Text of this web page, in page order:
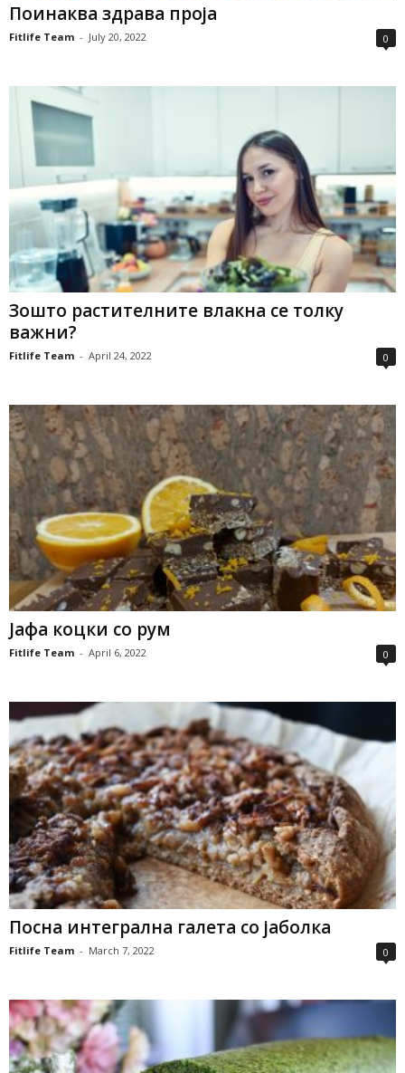
Поинаква здрава проја
Fitlife Team - July 20, 2022 0
Зошто растителните влакна се толку
важни?
Fitlife Team - April 24, 2022 0
Јафа коцки со рум
Fitlife Team - April 6, 2022 0
Посна интегрална галета со јаболка
Fitlife Team - March 7, 2022 0